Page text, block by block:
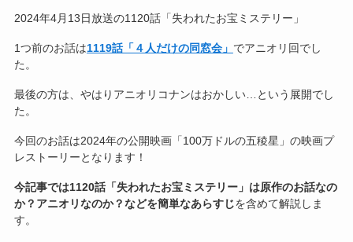
2024年4月13日放送の1120話「失われたお宝ミステリー」
1つ前のお話は1119話「４人だけの同窓会」 でアニオリ回でし
た。
最後の方は、やはりアニオリコナンはおかしい…という展開でし
た。
今回のお話は2024年の公開映画「100万ドルの五稜星」の映画プ
レストーリーとなります！
今記事では1120話「失われたお宝ミステリー」は原作のお話なの
か？アニオリなのか？などを簡単なあらすじを含めて解説しま
す。